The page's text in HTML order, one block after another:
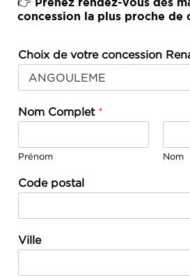
Prenez rendez-vous dès
concession la plus proche de
Choix de votre concession
Nom Complet *
Prénom Nom
Code postal
Ville